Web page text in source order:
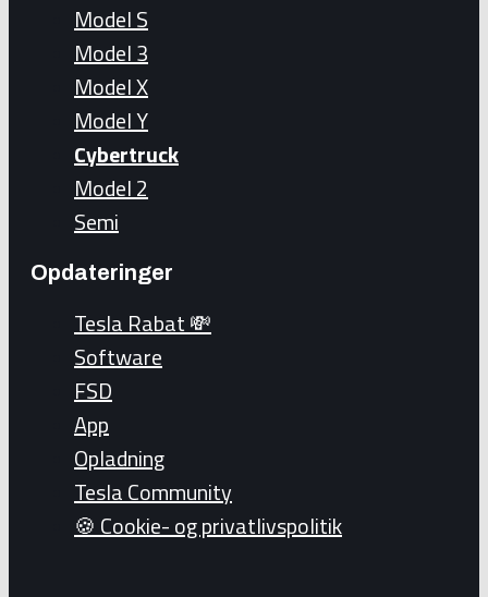
Model S
Model 3
Model X
Model Y
Cybertruck
Model 2
Semi
Opdateringer
Tesla Rabat 💸
Software
FSD
App
Opladning
Tesla Community
🍪 Cookie- og privatlivspolitik